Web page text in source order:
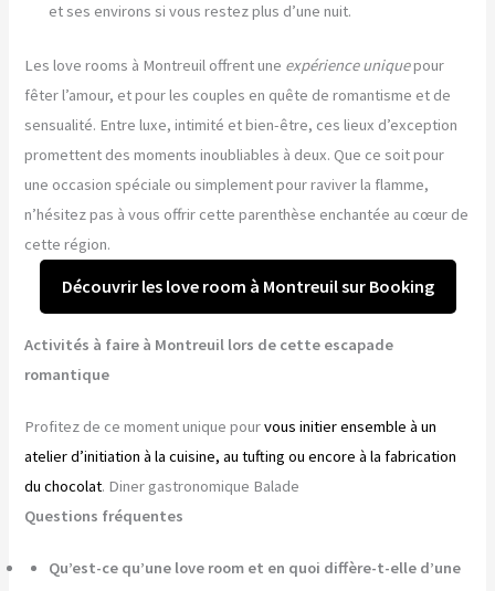
et ses environs si vous restez plus d’une nuit.
Les love rooms à Montreuil offrent une expérience uniquepour
fêter l’amour, et pour les couples en quête de romantisme et de
sensualité. Entre luxe, intimité et bien-être, ces lieux d’exception
promettent des moments inoubliables à deux. Que ce soit pour
une occasion spéciale ou simplement pour raviver la flamme,
n’hésitez pas à vous offrir cette parenthèse enchantée au cœur de
cette région.
Découvrir les love room à Montreuil sur Booking
Activités à faire à Montreuil lors de cette escapade
romantique
Profitez de ce moment unique pourvous initier ensemble à un
atelier d’initiation à la cuisine, au tufting ou encore à la fabrication
du chocolat. Diner gastronomique Balade
Questions fréquentes
Qu’est-ce qu’une love room et en quoi diffère-t-elle d’une